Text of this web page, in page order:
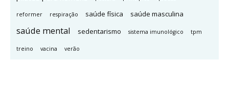
reformer respiração saúde física saúde masculina
saúde mental sedentarismo sistema imunológico tpm
treino vacina verão